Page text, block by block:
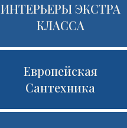
ИНТЕРЬЕРЫ ЭКСТРА
КЛАССА
Европейская
Сантехника